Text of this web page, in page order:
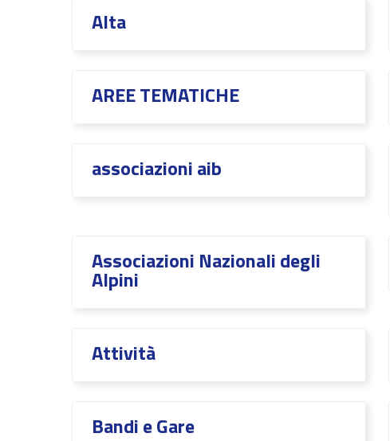
Alta
AREE TEMATICHE
associazioni aib
Associazioni Nazionali degli
Alpini
Attività
Bandi e Gare